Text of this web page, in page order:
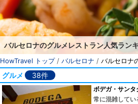
バルセロナのグルメレストラン人気ラン
HowTravel トップ/ バルセロナ / バルセロナ
グルメ 38件
ボデガ・サンタ
常に混雑して